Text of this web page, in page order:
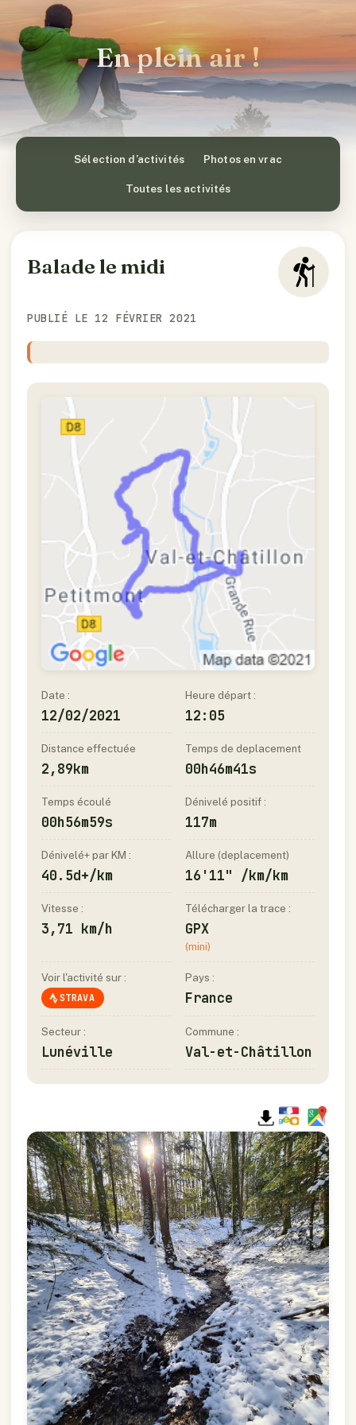
En plein air !
Sélection d’activités Photos en vrac
Toutes les activités
Balade le midi
PUBLIÉ LE 12 FÉVRIER 2021
Date :
12/02/2021
Heure départ :
12:05
Distance effectuée
2,89km
Temps de deplacement
00h46m41s
Temps écoulé
00h56m59s
Dénivelé positif :
117m
Dénivelé+ par KM :
40.5d+/km
Allure (deplacement)
16'11" /km/km
Vitesse :
3,71 km/h
Télécharger la trace :
GPX
(mini)
Voir l'activité sur :
STRAVA
Pays :
France
Secteur :
Lunéville
Commune :
Val-et-Châtillon